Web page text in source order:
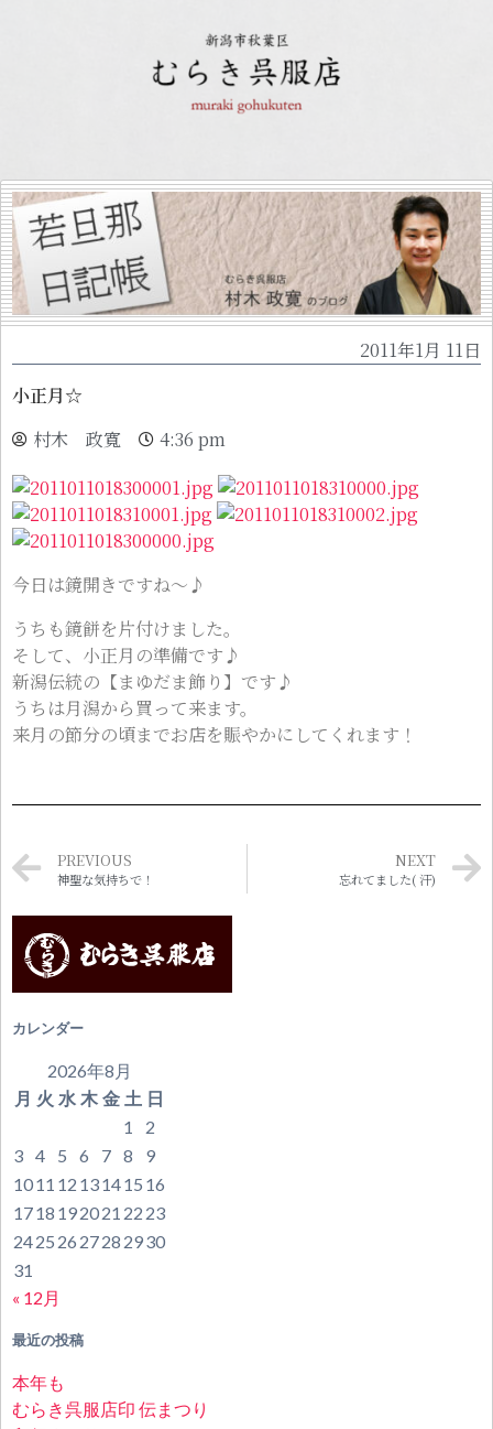
2011年1月 11日
小正月☆
村木 政寬
4:36 pm
今日は鏡開きですね〜♪
うちも鏡餅を片付けました。
そして、小正月の準備です♪
新潟伝統の【まゆだま飾り】です♪
うちは月潟から買って来ます。
来月の節分の頃までお店を賑やかにしてくれます！
PREVIOUS
神聖な気持ちで！
NEXT
忘れてました( 汗)
カレンダー
2026年8月
月 火 水 木 金 土 日
1
2
3 4 5 6 7 8
9
1011 12 131415 16
1718 192021 22 23
2425 26 2728 2930
31
« 12月
最近の投稿
本年も
むらき呉服店印 伝まつり